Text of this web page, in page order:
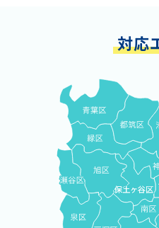
対応